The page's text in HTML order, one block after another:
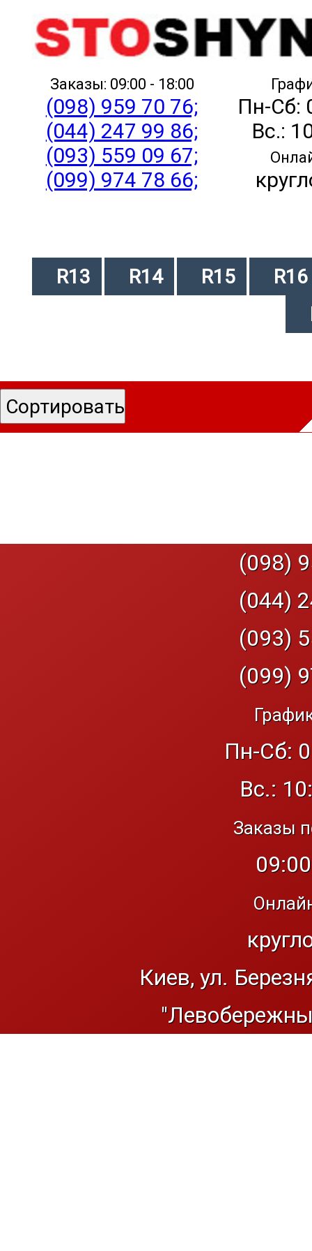
Заказы: 09:00 - 18:00
(098) 959 70 76;
(044) 247 99 86;
(093) 559 09 67;
(099) 974 78 66;
Пн-Сб:
Вс.:
R13 R14 R15
R16
(098)
(044)
(093)
(099)
Пн-Сб:
Вс.:
Заказы
Киев, ул.